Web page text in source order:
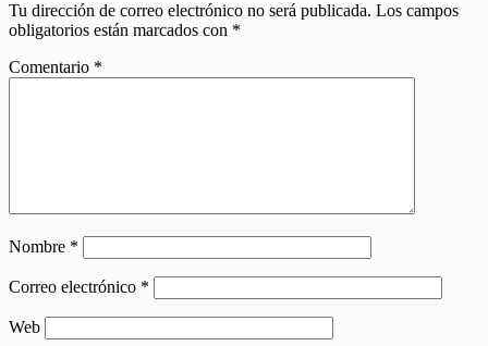
Tu dirección de correo electrónico no será publicada. Los campos
obligatorios están marcados con *
Comentario *
Nombre *
Correo electrónico *
Web